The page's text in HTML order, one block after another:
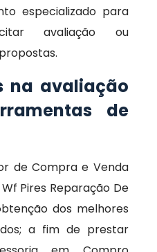
especializado para
avaliação ou
na avaliação
de
de Compra e Venda
Pires Reparação De
dos melhores
a fim de prestar